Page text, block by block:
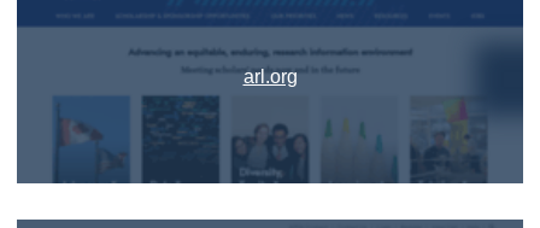
arl.org